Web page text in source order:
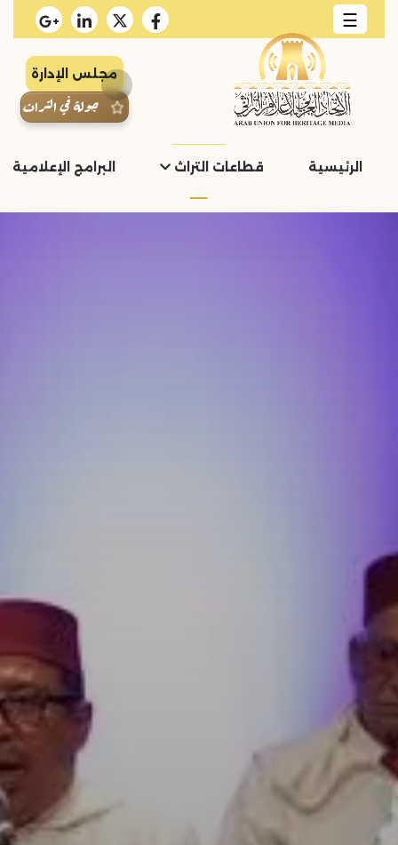
☰
مجلس الإدارة
جولة في التراث
الرئيسية قطاعات التراث البرامج الإعلامية